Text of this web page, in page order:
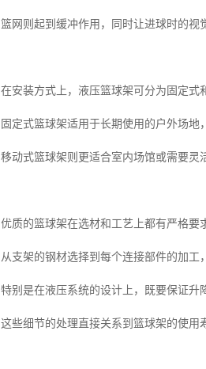
篮网则起到缓冲作用，同时让进球时的视
在安装方式上，液压篮球架可分为固定式
固定式篮球架适用于长期使用的户外场地
移动式篮球架则更适合室内场馆或需要灵
优质的篮球架在选材和工艺上都有严格要
从支架的钢材选择到每个连接部件的加工
特别是在液压系统的设计上，既要保证升
这些细节的处理直接关系到篮球架的使用